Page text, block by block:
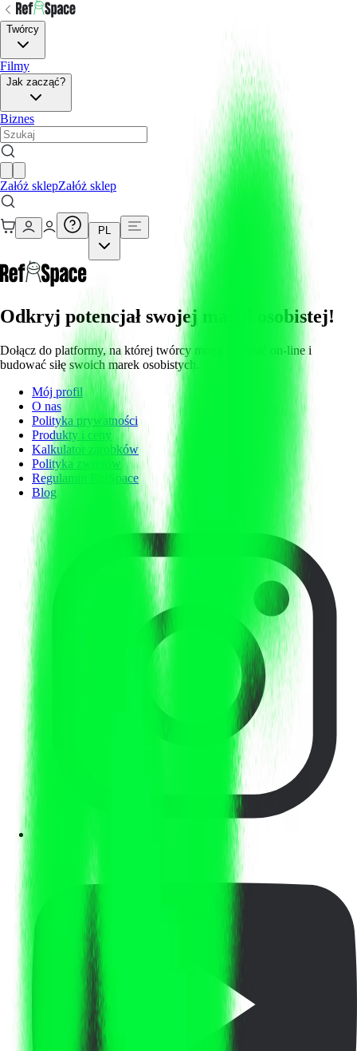
Twórcy
Filmy
Jak zacząć?
Biznes
Załóż sklepZałóż sklep
PL
Odkryj potencjał swojej marki osobistej!
Dołącz do platformy, na której twórcy mogą zarabiać on-line i
budować siłę swoich marek osobistych.
Mój profil
O nas
Polityka prywatności
Produkty i ceny
Kalkulator zarobków
Polityka zwrotów
Regulamin RefSpace
Blog